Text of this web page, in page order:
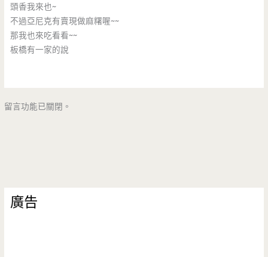
頭香我來也~
不過亞尼克有賣現做麻糬喔~~
那我也來吃看看~~
板橋有一家的說
留言功能已關閉。
廣告